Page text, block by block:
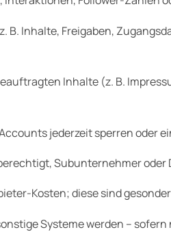
Inhalte, Freigaben,
Inhalte (z. B.
jederzeit sperren
Subunternehmer
Kosten; diese sind
Systeme werden –